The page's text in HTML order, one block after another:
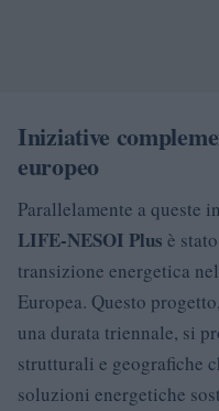
Iniziative
europeo
Parallelamente a queste
LIFE-NESOI Plus è
transizione energetica
Europea. Questo
una durata triennale, si
strutturali e geografiche
soluzioni energetiche